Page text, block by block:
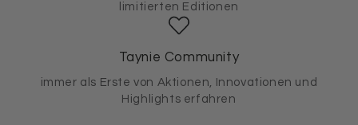
limitierten Editionen
Taynie Community
immer als Erste von Aktionen, Innovationen und
Highlights erfahren